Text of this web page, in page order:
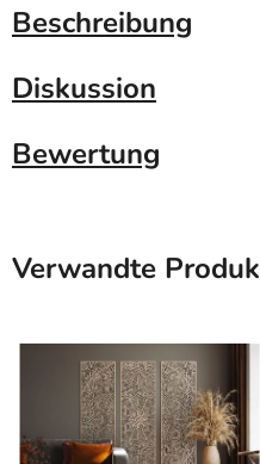
Beschreibung
Diskussion
Bewertung
Verwandte